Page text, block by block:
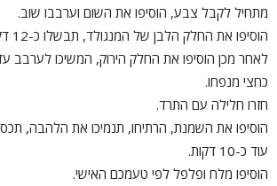
מתחיל לקבל צבע, הוסיפו את השום וערבבו שוב.
לאחר מכן הוסיפו את החלק הירוק, המשיכו לערבב
כחצי מנפחו.
חזרו חלילה עם התרד.
הוסיפו את השמנת, הרתיחו, תנמיכו את הלהבה,
עוד כ-10 דקות.
הוסיפו מלח ופלפל לפי טעמכם האישי.